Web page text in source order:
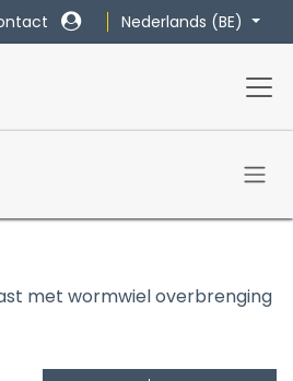
Nederlands (BE)
met wormwiel overbrenging